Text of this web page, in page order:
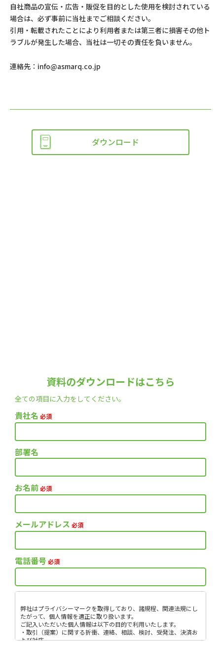
自社商品の宣伝・広告・販促を目的とした使用を検討されている
場合は、必ず事前に当社までご相談ください。
引用・転載されたことにより利用者または第三者に損害その他ト
ラブルが発生した場合、当社は一切その責任を負いません。
連絡先： info@asmarq.co.jp
ダウンロード
資料のダウンロードはこちら
全ての項目に入力をしてください。
貴社名 必須
部署名
お名前必須
メールアドレス 必須
電話番号必須
弊社はプライバシーマークを取得しており、諸規程、関連法規にし
たがって、個人情報を適正に取り扱います。
ご記入いただいた個人情報は以下の目的で利用いたします。
・取引（提案）に関する折衝、連絡、相談、検討、受発注、決済お
よび対応